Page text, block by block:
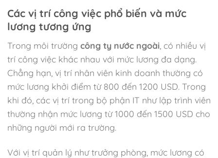
Các vị trí công việc phổ biến và mức
lương tương ứng
Trong môi trường công ty nước ngoài , có nhiều vị
trí công việc khác nhau với mức lương đa dạng.
Chẳng hạn, vị trí nhân viên kinh doanh thường có
mức lương khởi điểm từ 800 đến 1200 USD. Trong
khi đó, các vị trí trong bộ phận IT như lập trình viên
thường nhận mức lương từ 1000 đến 1500 USD cho
những người mới ra trường.
Với vị trí quản lý như trưởng phòng, mức lương có